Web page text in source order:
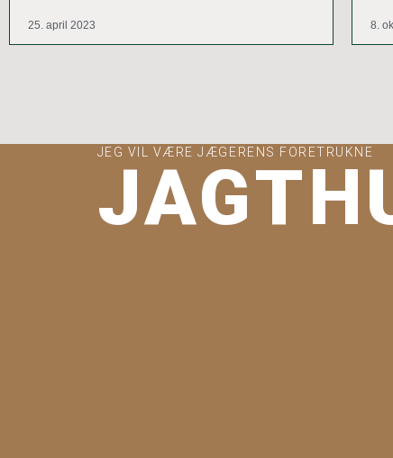
25. april 2023 8.
JEG VIL VÆRE JÆGERENS FORETRUKNE